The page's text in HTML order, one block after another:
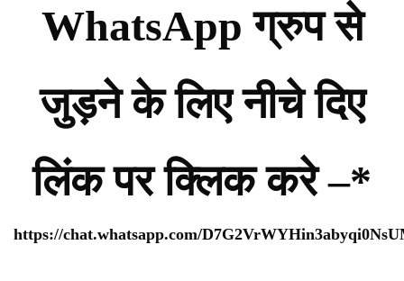
WhatsApp ग्रुप से
जुड़ने के लिए नीचे दिए
लिंक पर क्लिक करे –*
https://chat.whatsapp.com/